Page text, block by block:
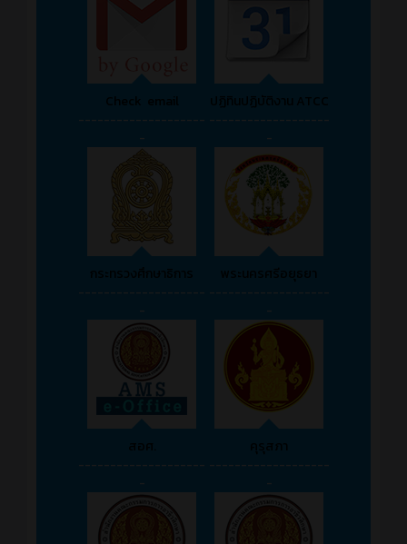
Check email
ปฏิทินปฏิบัติงาน ATCC
--------------------
-
-------------------
-
กระทรวงศึกษาธิการ
พระนครศรีอยุธยา
--------------------
-
-------------------
-
สอศ.
คุรุสภา
--------------------
-
-------------------
-